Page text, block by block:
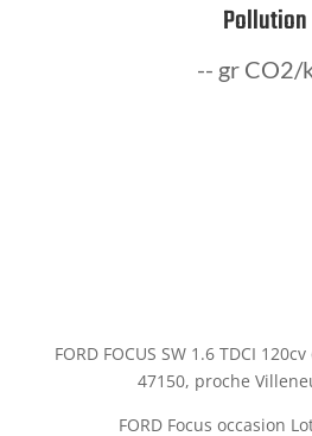
Pollution
-- gr CO2/
FORD FOCUS SW 1.6 TDCI
47150, proche
FORD Focus occasion